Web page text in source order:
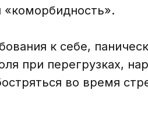
к себе,
при перегрузках,
во время